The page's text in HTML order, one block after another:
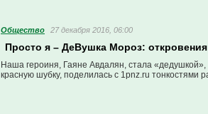
Общество 27 декабря 2016, 06:00
Просто я – ДеВушка Мороз:
Наша героиня, Гаяне Авдалян, стала
красную шубку, поделилась с 1pnz.ru тонкостями